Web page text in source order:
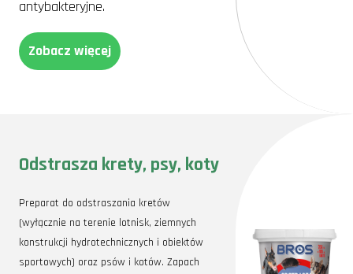
antybakteryjne.
Zobacz więcej
Odstrasza krety, psy, koty
Preparat do odstraszania kretów
(wyłącznie na terenie lotnisk, ziemnych
konstrukcji hydrotechnicznych i obiektów
sportowych) oraz psów i kotów. Zapach